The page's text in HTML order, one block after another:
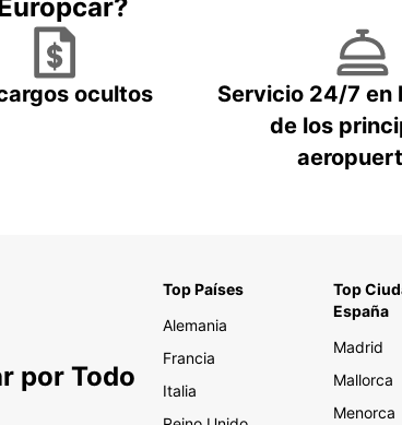
ocultos
Servicio 24/7 en
de los
por Todo
Top Países
Alemania
Francia
Italia
Top
España
Madrid
Mallorca
Menorca